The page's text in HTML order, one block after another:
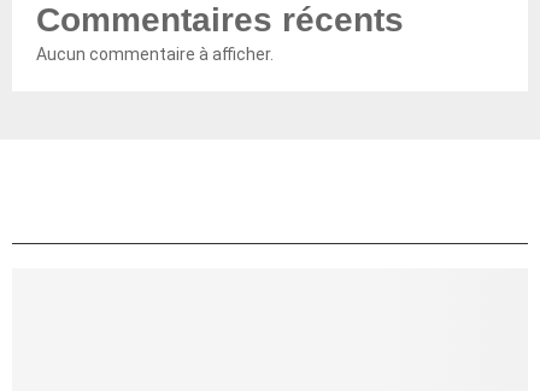
Commentaires récents
Aucun commentaire à afficher.